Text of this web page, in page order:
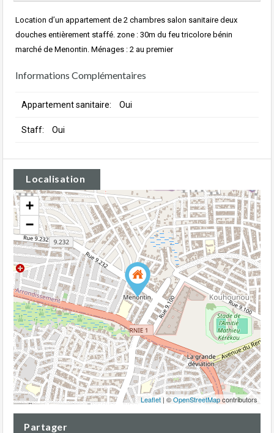
Location d’un appartement de 2 chambres salon sanitaire deux
douches entièrement staffé. zone : 30m du feu tricolore bénin
marché de Menontin. Ménages : 2 au premier
Informations Complémentaires
Appartement sanitaire: Oui
Staff: Oui
Localisation
+
−
Leaflet | ©OpenStreetMapcontributors
Partager